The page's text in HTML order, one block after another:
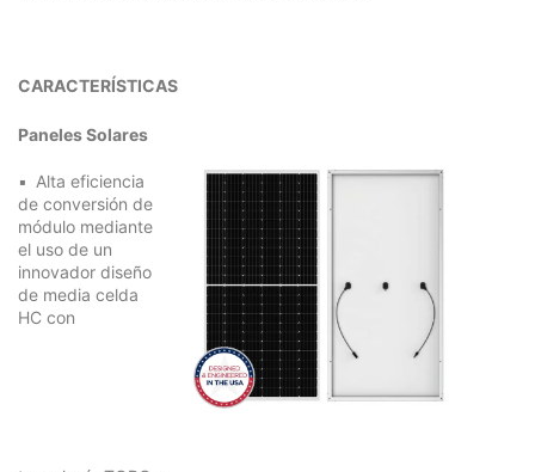
CARACTERÍSTICAS
Paneles Solares
Alta eficiencia
de conversión de
módulo mediante
el uso de un
innovador diseño
de media celda
HC con